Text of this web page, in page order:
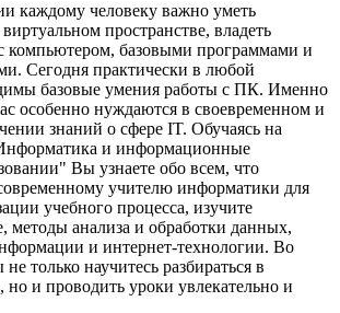
каждому человеку важно уметь
пространстве, владеть
компьютером, базовыми программами и
Сегодня практически в любой
базовые умения работы с ПК. Именно
особенно нуждаются в своевременном и
знаний о сфере IT. Обучаясь на
и информационные
Вы узнаете обо всем, что
учителю информатики для
учебного процесса, изучите
методы анализа и обработки данных,
и интернет-технологии. Во
только научитесь разбираться в
но и проводить уроки увлекательно и